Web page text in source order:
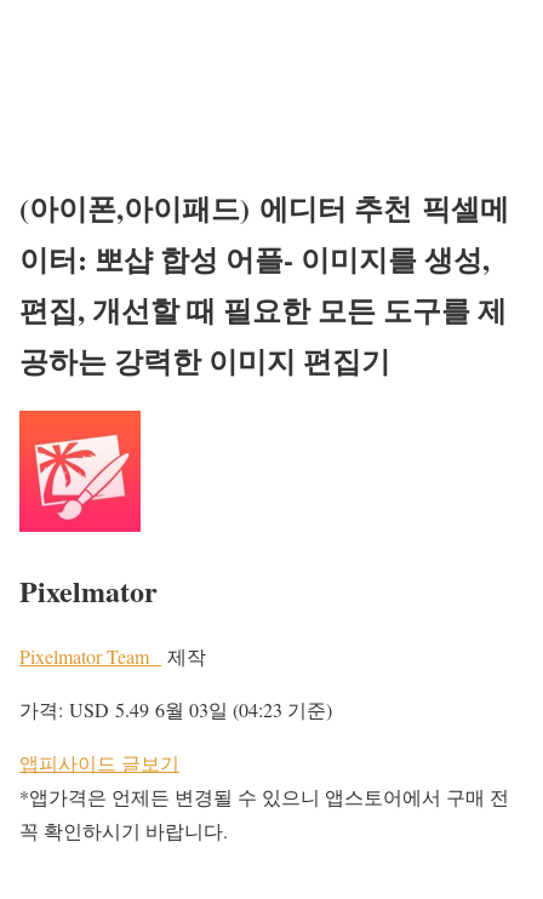
(아이폰,아이패드) 에디터 추천 픽셀메
이터: 뽀샵 합성 어플- 이미지를 생성,
편집, 개선할 때 필요한 모든 도구를 제
공하는 강력한 이미지 편집기
Pixelmator
Pixelmator Team 제작
가격: USD 5.49 6월 03일 (04:23 기준)
앱피사이드 글보기
*앱가격은 언제든 변경될 수 있으니 앱스토어에서 구매 전
꼭 확인하시기 바랍니다.